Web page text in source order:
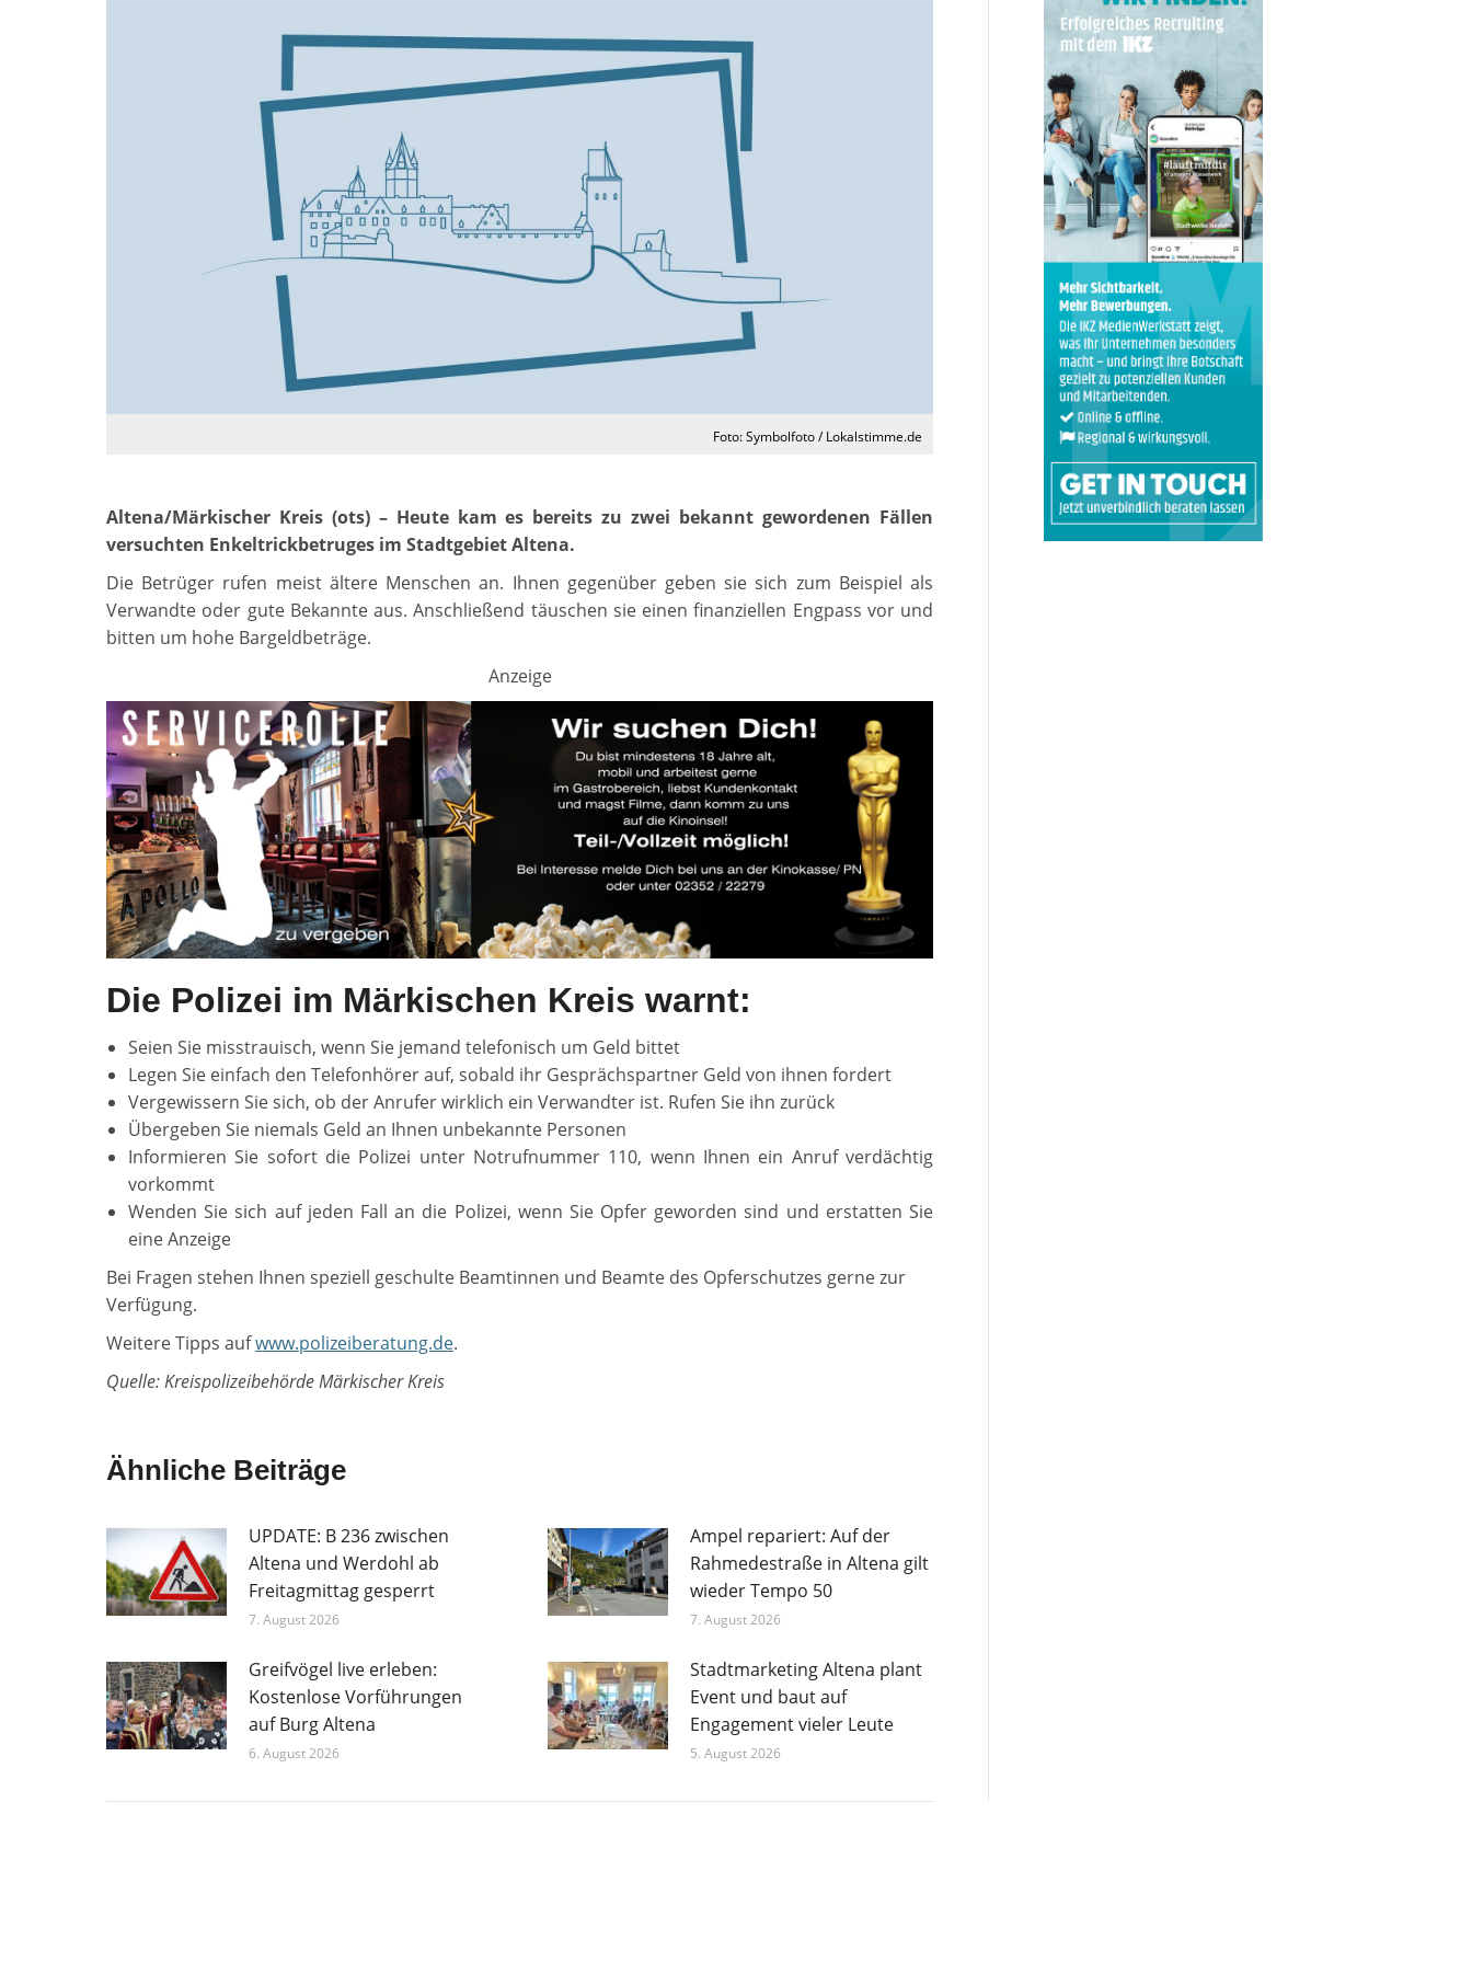
Foto: Symbolfoto / Lokalstimme.de
Altena/Märkischer Kreis (ots) – Heute kam es bereits zu zwei bekannt gewordenen Fällen
versuchten Enkeltrickbetruges im Stadtgebiet Altena.
Die Betrüger rufen meist ältere Menschen an. Ihnen gegenüber geben sie sich zum Beispiel als
Verwandte oder gute Bekannte aus. Anschließend täuschen sie einen finanziellen Engpass vor und
bitten um hohe Bargeldbeträge.
Anzeige
Die Polizei im Märkischen Kreis warnt:
Seien Sie misstrauisch, wenn Sie jemand telefonisch um Geld bittet
Legen Sie einfach den Telefonhörer auf, sobald ihr Gesprächspartner Geld von ihnen fordert
Vergewissern Sie sich, ob der Anrufer wirklich ein Verwandter ist. Rufen Sie ihn zurück
Übergeben Sie niemals Geld an Ihnen unbekannte Personen
Informieren Sie sofort die Polizei unter Notrufnummer 110, wenn Ihnen ein Anruf verdächtig
vorkommt
Wenden Sie sich auf jeden Fall an die Polizei, wenn Sie Opfer geworden sind und erstatten Sie
eine Anzeige
Bei Fragen stehen Ihnen speziell geschulte Beamtinnen und Beamte des Opferschutzes gerne zur
Verfügung.
Weitere Tipps aufwww.polizeiberatung.de.
Quelle: Kreispolizeibehörde Märkischer Kreis
Ähnliche Beiträge
UPDATE: B 236 zwischen
Altena und Werdohl ab
Freitagmittag gesperrt
7. August 2026
Ampel repariert: Auf der
Rahmedestraße in Altena gilt
wieder Tempo 50
7. August 2026
Greifvögel live erleben:
Kostenlose Vorführungen
auf Burg Altena
6. August 2026
Stadtmarketing Altena plant
Event und baut auf
Engagement vieler Leute
5. August 2026